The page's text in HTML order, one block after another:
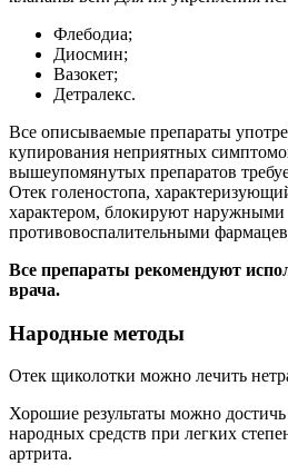
Флебодиа;
Диосмин;
Вазокет;
Детралекс.
Все описываемые препараты
купирования неприятных
вышеупомянутых препаратов
Отек голеностопа,
характером, блокируют наружными
противовоспалительными
Все препараты рекомендуют
врача.
Народные методы
Отек щиколотки можно лечить
Хорошие результаты можно
народных средств при легких
артрита.